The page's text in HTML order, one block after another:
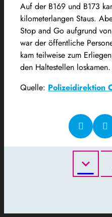
Auf der B169 und B173
kilometerlangen Staus.
Stop and Go aufgrund
war der öffentliche
kam teilweise zum
den Haltestellen loskamen.
Quelle: Polizeidirektion